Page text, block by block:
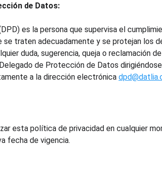
de Datos:
es la persona que supervisa el
traten adecuadamente y se protejan los
duda, sugerencia, queja o reclamación
de Protección de Datos
a la dirección electrónica
esta política de privacidad en cualquier
fecha de vigencia.